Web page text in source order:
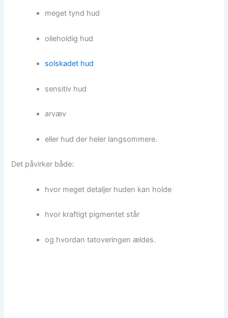
meget tynd hud
olieholdig hud
solskadet hud
sensitiv hud
arvæv
eller hud der heler langsommere.
Det påvirker både:
hvor meget detaljer huden kan holde
hvor kraftigt pigmentet står
og hvordan tatoveringen ældes.